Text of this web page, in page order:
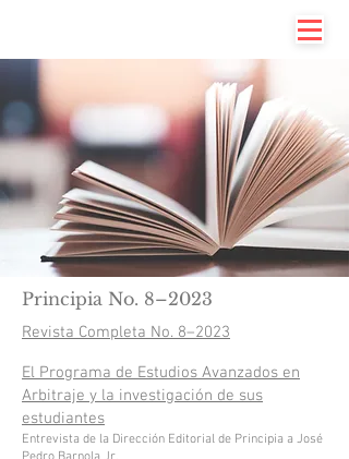
Principia No. 8–2023
Revista Completa No. 8–2023
El Programa de Estudios Avanzados en
Arbitraje y la investigación de sus
estudiantes
Entrevista de la Dirección Editorial de Principia a José